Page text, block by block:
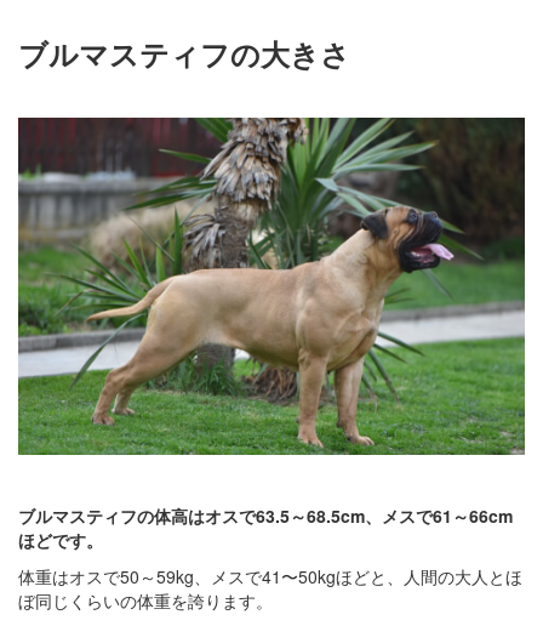
ブルマスティフの大きさ
ブルマスティフの体高はオスで63.5～68.5cm、メスで61～66cm
ほどです。
体重はオスで50～59kg、メスで41〜50kgほどと、人間の大人とほ
ぼ同じくらいの体重を誇ります。